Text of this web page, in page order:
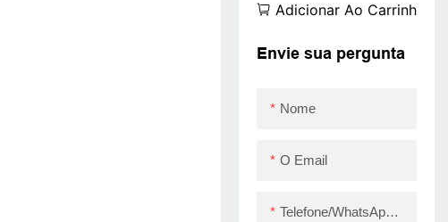
USB Bill Zywell Z58-
II Impressora
USB
Adicionar Ao Carrinho
Envie sua pergunta
Nome
O Email
Telefone/WhatsApp/Skype